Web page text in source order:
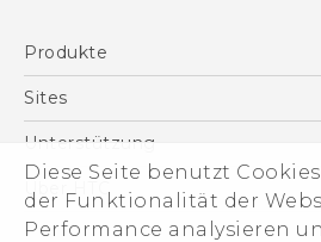
Diese Seite benutzt
der Funktionalität der
Performance analysieren
behördliche
English - Quick
English - User
English - Safety and
Produkte
Smartphones
VIVE
Zubehör
Sites
HTC Dev
HTC Vive
Unterstützung
Unterstützung
eCommerce Support
Über HTC
ESG